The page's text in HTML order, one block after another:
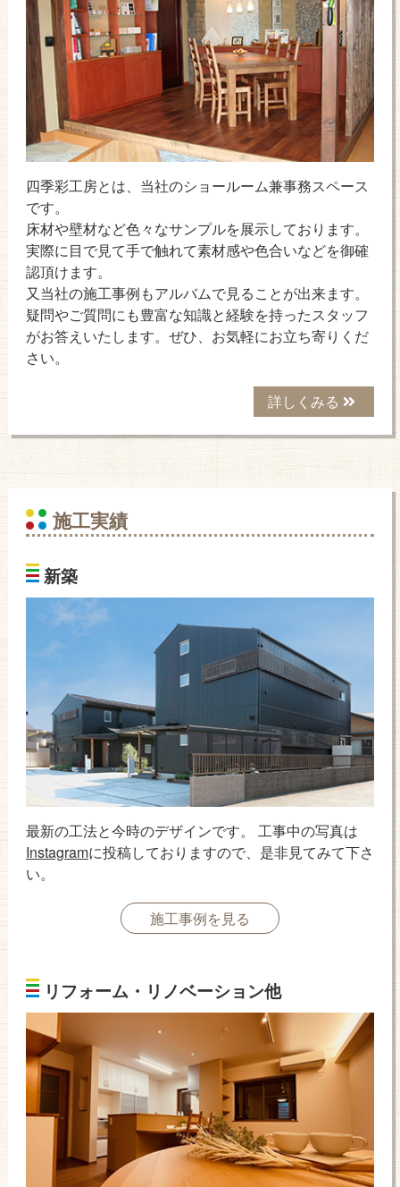
四季彩工房とは、当社のショールーム兼事務スペース
です。
床材や壁材など色々なサンプルを展示しております。
実際に目で見て手で触れて素材感や色合いなどを御確
認頂けます。
又当社の施工事例もアルバムで見ることが出来ます。
疑問やご質問にも豊富な知識と経験を持ったスタッフ
がお答えいたします。ぜひ、お気軽にお立ち寄りくだ
さい。
詳しくみる
施工実績
新築
最新の工法と今時のデザインです。 工事中の写真は
Instagramに投稿しておりますので、是非見てみて下さ
い。
施工事例を見る
リフォーム・リノベーション他